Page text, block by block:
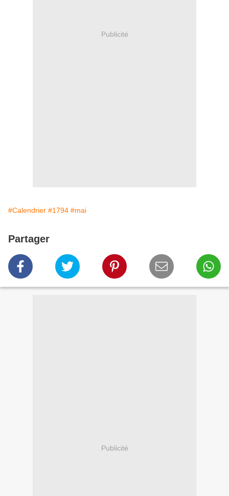
Publicité
#Calendrier #1794 #mai
Partager
Publicité